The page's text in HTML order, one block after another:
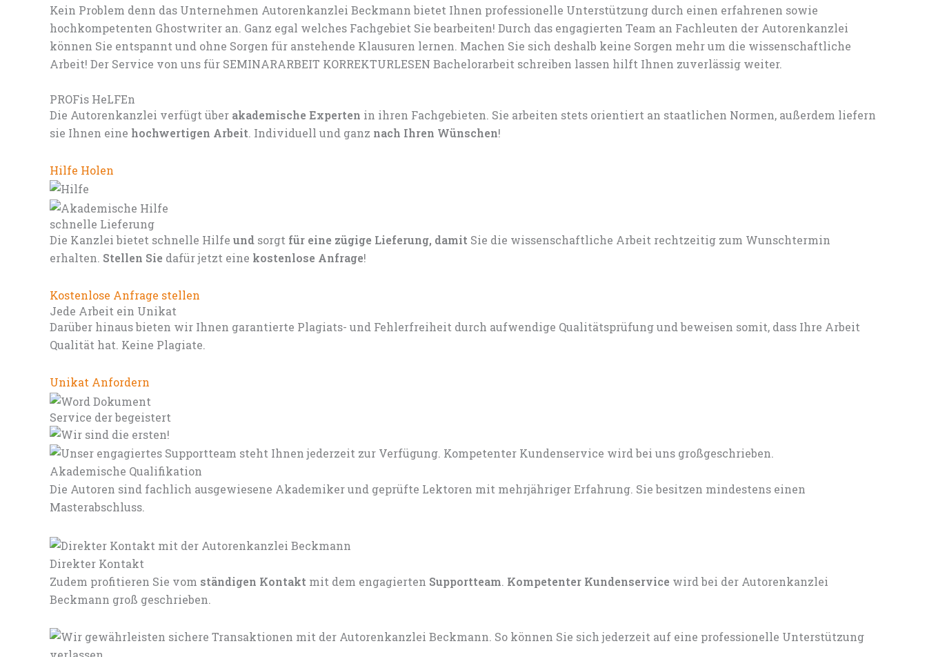
Kein Problem denn das Unternehmen Autorenkanzlei Beckmann bietet Ihnen professionelle Unterstützung durch einen erfahrenen sowie
hochkompetenten Ghostwriter an. Ganz egal welches Fachgebiet Sie bearbeiten! Durch das engagierten Team an Fachleuten der Autorenkanzlei
können Sie entspannt und ohne Sorgen für anstehende Klausuren lernen. Machen Sie sich deshalb keine Sorgen mehr um die wissenschaftliche
Arbeit! Der Service von uns für SEMINARARBEIT KORREKTURLESEN Bachelorarbeit schreiben lassen hilft Ihnen zuverlässig weiter.
PROFis HeLFEn
Die Autorenkanzlei verfügt über akademische Experten in ihren Fachgebieten. Sie arbeiten stets orientiert an staatlichen Normen, außerdem liefern
sie Ihnen eine hochwertigen Arbeit. Individuell und ganz nach Ihren Wünschen!
Hilfe Holen
schnelle Lieferung
Die Kanzlei bietet schnelle Hilfe und sorgt für eine zügige Lieferung, damit Sie die wissenschaftliche Arbeit rechtzeitig zum Wunschtermin
erhalten. Stellen Sie dafür jetzt eine kostenlose Anfrage!
Kostenlose Anfrage stellen
Jede Arbeit ein Unikat
Darüber hinaus bieten wir Ihnen garantierte Plagiats- und Fehlerfreiheit durch aufwendige Qualitätsprüfung und beweisen somit, dass Ihre Arbeit
Qualität hat. Keine Plagiate.
Unikat Anfordern
Service der begeistert
Akademische Qualifikation
Die Autoren sind fachlich ausgewiesene Akademiker und geprüfte Lektoren mit mehrjähriger Erfahrung. Sie besitzen mindestens einen
Masterabschluss.
Direkter Kontakt
Zudem profitieren Sie vom ständigen Kontakt mit dem engagierten Supportteam. Kompetenter Kundenservice wird bei der Autorenkanzlei
Beckmann groß geschrieben.